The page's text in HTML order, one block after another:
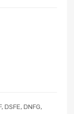
DSFE, DNFG,